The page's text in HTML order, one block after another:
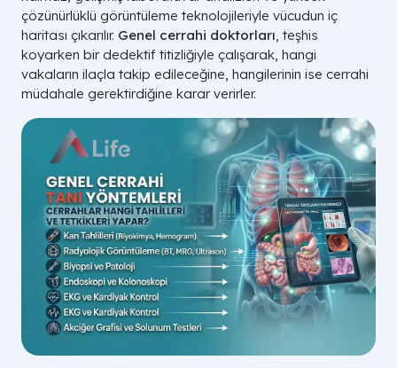
ORGAN / SISTEM SIK KARŞILAŞILAN HASTALIKLAR
Mide & Bağırsak Mide Kanseri, Kolon Polipleri, Reflü.
Meme Dokusu Meme Kanseri, Fibroadenomlar.
Guatr, Tiroid Nodülleri, Kanser.
çözünürlüklü görüntüleme teknolojileriyle vücudun iç
haritası çıkarılır. Genel cerrahi doktorları , teşhis
koyarken bir dedektif titizliğiyle çalışarak, hangi
vakaların ilaçla takip edileceğine, hangilerinin ise cerrahi
müdahale gerektirdiğine karar verirler.